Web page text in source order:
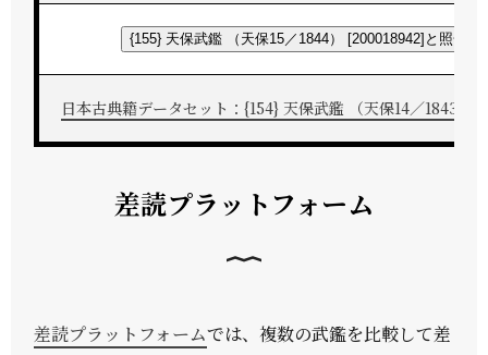
{155} 天保武鑑 （天保15／1844） [200018942]と照合す
日本古典籍データセット：{154} 天保武鑑 （天保14／1843）
差読プラットフォーム
差読プラットフォームでは、複数の武鑑を比較して差